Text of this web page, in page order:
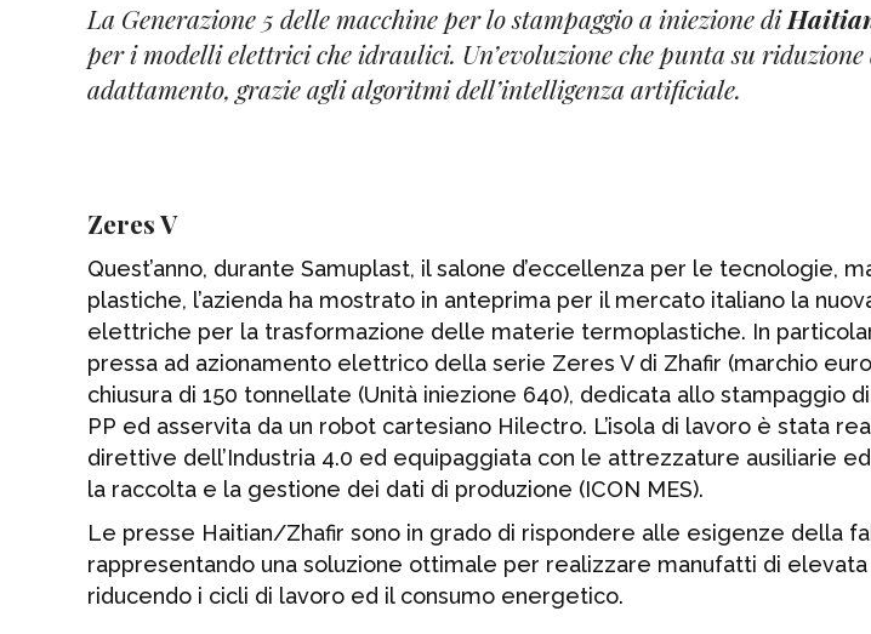
La Generazione 5 delle macchine per lo stampaggio a iniezione di
per i modelli elettrici che idraulici. Un’evoluzione che punta su riduzione
adattamento, grazie agli algoritmi dell’intelligenza artificiale.
Zeres V
Quest’anno, durante Samuplast, il salone d’eccellenza per le tecnologie,
plastiche, l’azienda ha mostrato in anteprima per il mercato italiano la
elettriche per la trasformazione delle materie termoplastiche. In
pressa ad azionamento elettrico della serie Zeres V di Zhafir (marchio
chiusura di 150 tonnellate (Unità iniezione 640), dedicata allo stampaggio
PP ed asservita da un robot cartesiano Hilectro. L’isola di lavoro è stata
direttive dell’Industria 4.0 ed equipaggiata con le attrezzature ausiliarie
la raccolta e la gestione dei dati di produzione (ICON MES).
Le presse Haitian/Zhafir sono in grado di rispondere alle esigenze della
rappresentando una soluzione ottimale per realizzare manufatti di
riducendo i cicli di lavoro ed il consumo energetico.